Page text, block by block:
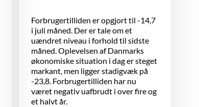
Forbrugertilliden er opgjort til -14,7
i juli måned. Der er tale om et
uændret niveau i forhold til sidste
måned. Oplevelsen af Danmarks
økonomiske situation i dag er steget
markant, men ligger stadigvæk på
-23,8. Forbrugertilliden har nu
været negativ uafbrudt i over fire og
et halvt år.